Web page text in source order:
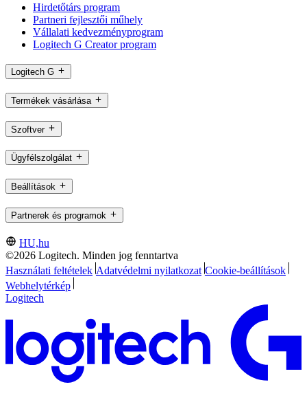
Hirdetőtárs program
Partneri fejlesztői műhely
Vállalati kedvezményprogram
Logitech G Creator program
Logitech G
Termékek vásárlása
Szoftver
Ügyfélszolgálat
Beállítások
Partnerek és programok
HU,hu
©2026 Logitech. Minden jog fenntartva
Használati feltételek Adatvédelmi nyilatkozat Cookie-beállítások
Webhelytérkép
Logitech